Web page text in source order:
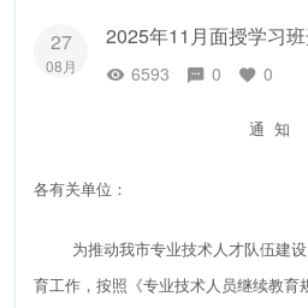
27
08月
2025年11月面授学习
6593 0 0
通 知
各有关单位：
为推动我市专业技术人才队伍建设
育工作，按照《专业技术人员继续教育